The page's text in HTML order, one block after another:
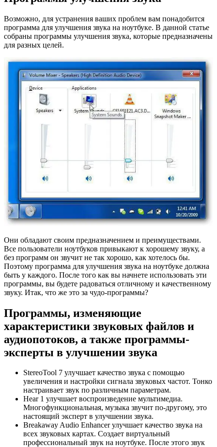
Возможно, для устранения ваших проблем вам понадобится
программа для улучшения звука на ноутбуке. В данной статье
собраны программы улучшения звука, которые предназначены
для разных целей.
Они обладают своим предназначением и преимуществами.
Все пользователи ноутбуков привыкают к хорошему звуку, а
без программ он звучит не так хорошо, как хотелось бы.
Поэтому программа для улучшения звука на ноутбуке должна
быть у каждого. После того как вы начнете использовать эти
программы, вы будете радоваться отличному и качественному
звуку. Итак, что же это за чудо-программы?
Программы, изменяющие
характеристики звуковых файлов и
аудиопотоков, а также программы-
эксперты в улучшении звука
StereoTool 7 улучшает качество звука с помощью
увеличения и настройки сигнала звуковых частот. Тонко
настраивает звук по различным параметрам.
Hear 1 улучшает воспроизведение мультимедиа.
Многофункциональная, музыка звучит по-другому, это
настоящий эксперт в улучшении звука.
Breakaway Audio Enhancer улучшает качество звука на
всех звуковых картах. Создает виртуальный
профессиональный звук на ноутбуке. После этого звук